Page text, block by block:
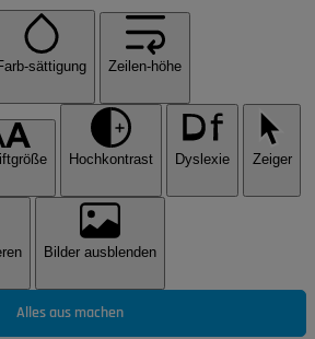
sättigung Zeilen-höhe
Hochkontrast Dyslexie Zeiger
Bilder ausblenden
Alles aus machen